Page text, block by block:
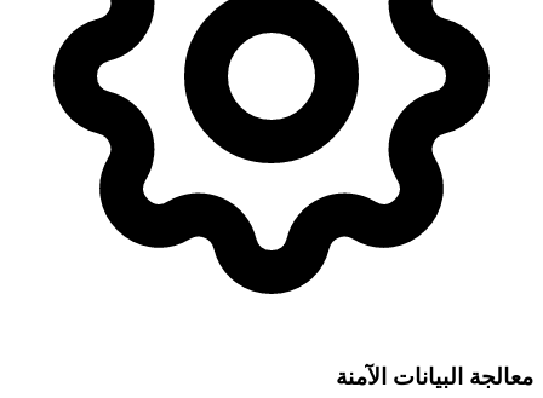
معالجة البيانات الآمنة